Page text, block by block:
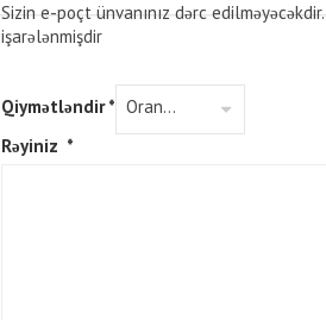
Sizin e-poçt ünvanınız dərc edilməyəcəkdir.
işarələnmişdir
Qiymətləndir*
Rəyiniz *